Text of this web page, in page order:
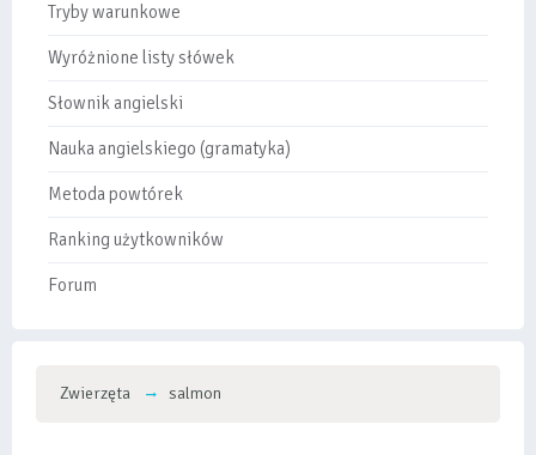
Tryby warunkowe
Wyróżnione listy słówek
Słownik angielski
Nauka angielskiego (gramatyka)
Metoda powtórek
Ranking użytkowników
Forum
Zwierzęta salmon